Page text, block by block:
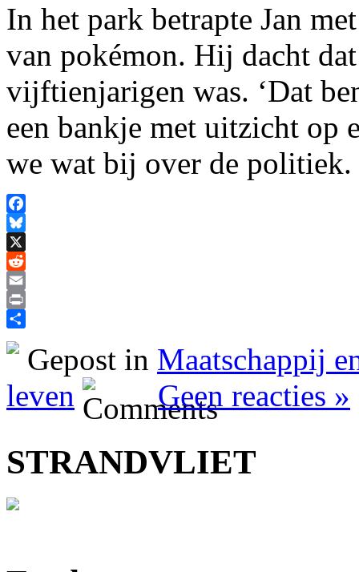
In het park betrapte Jan
van pokémon. Hij dacht
vijftienjarigen was. ‘Dat
een bankje met uitzicht op
we wat bij over de
Facebook
Bluesky
X
Reddit
Email
Print
Gepost in Maatschappij
leven
Geen reacties »
STRANDVLIET